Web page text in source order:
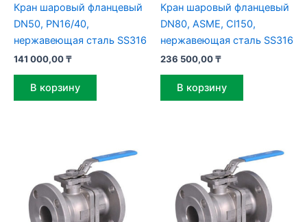
Кран шаровый фланцевый
DN50, PN16/40,
нержавеющая сталь SS316
141 000,00₸
В корзину
Кран шаровый фланцевый
DN80, ASME, Cl150,
нержавеющая сталь SS316
236 500,00₸
В корзину